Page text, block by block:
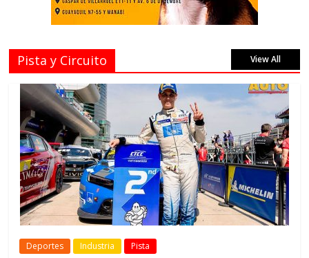
Pista y Circuito View All
Deportes Industria Pista